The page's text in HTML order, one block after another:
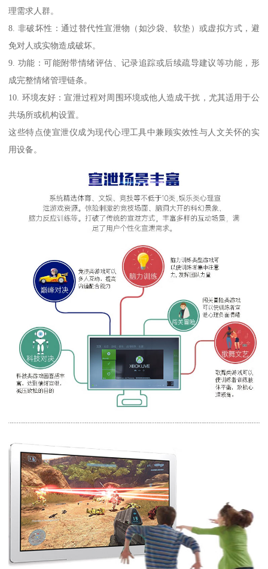
理需求人群。
8. 非破坏性：通过替代性宣泄物（如沙袋、软垫）或虚拟方式，避
免对人或实物造成破坏。
9. 功能：可能附带情绪评估、记录追踪或后续疏导建议等功能，形
成完整情绪管理链条。
10. 环境友好：宣泄过程对周围环境或他人造成干扰，尤其适用于公
共场所或机构设置。
这些特点使宣泄仪成为现代心理工具中兼顾实效性与人文关怀的实
用设备。